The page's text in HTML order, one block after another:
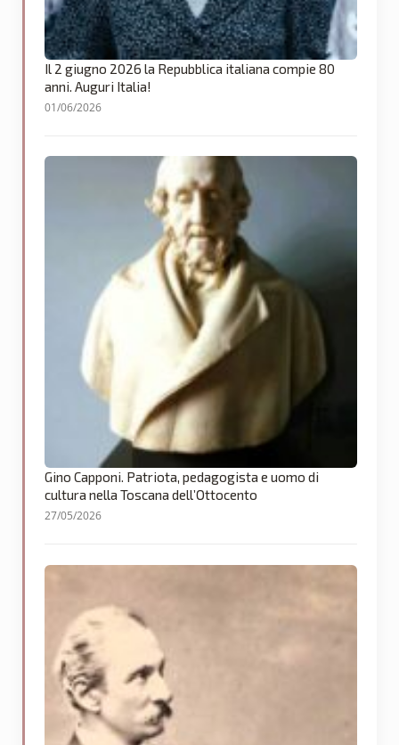
Il 2 giugno 2026 la Repubblica italiana compie 80
anni. Auguri Italia!
01/06/2026
Gino Capponi. Patriota, pedagogista e uomo di
cultura nella Toscana dell’Ottocento
27/05/2026